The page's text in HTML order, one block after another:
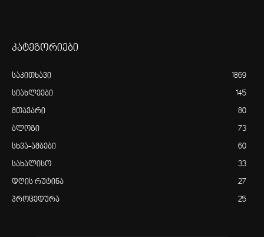
კატეგორიები
საკითხავი 1869
სიახლეები 145
მთავარი 80
ბლოგი 73
სხვა-ამბები 60
სახალისო 33
დღის რუტინა 27
პროცედურა 25